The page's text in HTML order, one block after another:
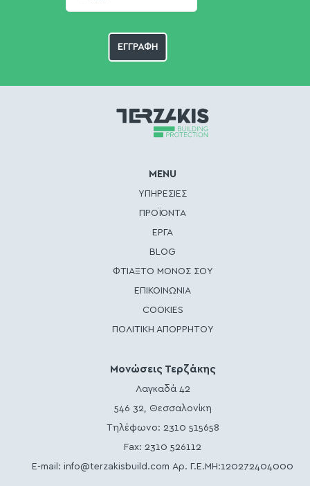
MENU
ΥΠΗΡΕΣΙΕΣ
ΠΡΟΪΟΝΤΑ
ΕΡΓΑ
BLOG
ΦΤΙΑΞΤΟ ΜΟΝΟΣ ΣΟΥ
ΕΠΙΚΟΙΝΩΝΙΑ
COOKIES
ΠΟΛΙΤΙΚΗ ΑΠΟΡΡΗΤΟΥ
Μονώσεις Τερζάκης
Λαγκαδά 42
546 32, Θεσσαλονίκη
Τηλέφωνο: 2310 515658
Fax: 2310 526112
E-mail:info@terzakisbuild.com Αρ. Γ.Ε.ΜΗ:120272404000